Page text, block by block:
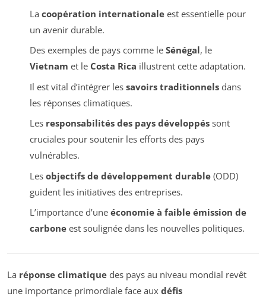
La coopération internationaleest essentielle pour
un avenir durable.
Des exemples de pays comme le Sénégal, le
Vietnam et le Costa Rica illustrent cette adaptation.
Il est vital d’intégrer les savoirs traditionnelsdans
les réponses climatiques.
Les responsabilités des pays développéssont
cruciales pour soutenir les efforts des pays
vulnérables.
Les objectifs de développement durable(ODD)
guident les initiatives des entreprises.
L’importance d’une économie à faible émission de
carboneest soulignée dans les nouvelles politiques.
La réponse climatique des pays au niveau mondial revêt
une importance primordiale face aux défis